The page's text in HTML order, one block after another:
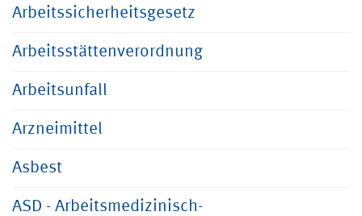
Arbeitssicherheitsgesetz
Arbeitsstättenverordnung
Arbeitsunfall
Arzneimittel
Asbest
ASD - Arbeitsmedizinisch-